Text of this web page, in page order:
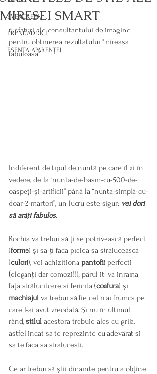
EVERGREEN
TRENDADDICT
ESENȚA APARENȚEI
MIRESEI SMART
6 sfaturi ale consultantului de imagine
pentru obtinerea rezultatului "mireasa
fabuloasa"
Indiferent de tipul de nuntă pe care îl ai în
vedere, de la “nunta-de-basm-cu-500-de-
oaspeți-și-artificii” până la “nunta-simplă-cu-
doar-2-martori”, un lucru este sigur: vei dori
să arăți fabulos.
Rochia va trebui să ți se potrivească perfect
(forme) și să-ți facă pielea să strălucească
(culori), vei achizitiona pantofii perfecti
(eleganți dar comozi!!); părul iti va inrama
fața strălucitoare si fericita (coafura) și
machiajul va trebui să fie cel mai frumos pe
care l-ai avut vreodată. Și nu în ultimul
rând, stilul acestora trebuie ales cu grija,
astfel incat sa te reprezinte cu adevărat si
sa te faca sa stralucesti.
Ce ar trebui să știi dinainte pentru a obține